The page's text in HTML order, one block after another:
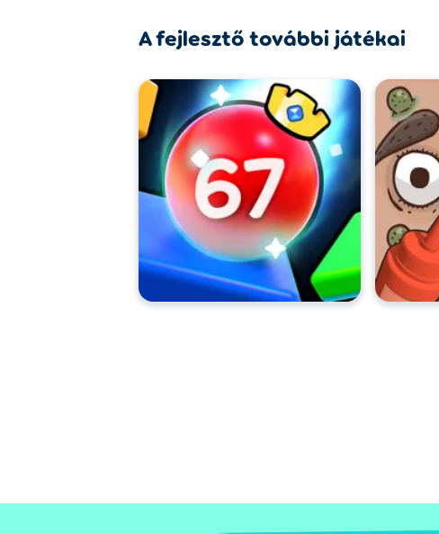
A fejlesztő további játékai